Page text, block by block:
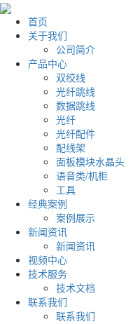
首页
关于我们
公司简介
产品中心
双绞线
光纤跳线
数据跳线
光纤
光纤配件
配线架
面板模块水晶头
语音类/机柜
工具
经典案例
案例展示
新闻资讯
新闻资讯
视频中心
技术服务
技术文档
联系我们
联系我们